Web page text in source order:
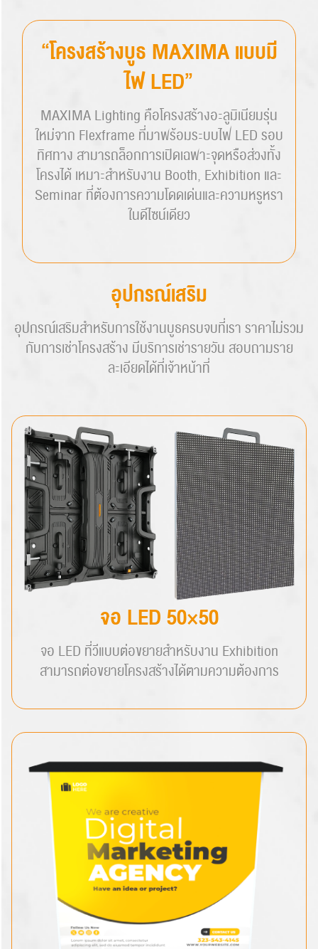
“โครงสร้างบูธ MAXIMA แบบมี
ไฟ LED”
MAXIMA Lighting คือโครงสร้างอะลูมิเนียมรุ่น
ใหม่จาก Flexframe ที่มาพร้อมระบบไฟ LED รอบ
ทิศทาง สามารถล็อกการเปิดเฉพาะจุดหรือส่วงทั้ง
โครงได้ เหมาะสำหรับงาน Booth, Exhibition และ
Seminar ที่ต้องการความโดดเด่นและความหรูหรา
ในดีไซน์เดียว
อุปกรณ์เสริม
อุปกรณ์เสริมสำหรับการใช้งานบูธครบจบที่เรา ราคาไม่รวม
กับการเช่าโครงสร้าง มีบริการเช่ารายวัน สอบถามราย
ละเอียดได้ที่เจ้าหน้าที่
จอ LED 50×50
จอ LED ที่วีแบบต่อขยายสำหรับงาน Exhibition
สามารถต่อขยายโครงสร้างได้ตามความต้องการ